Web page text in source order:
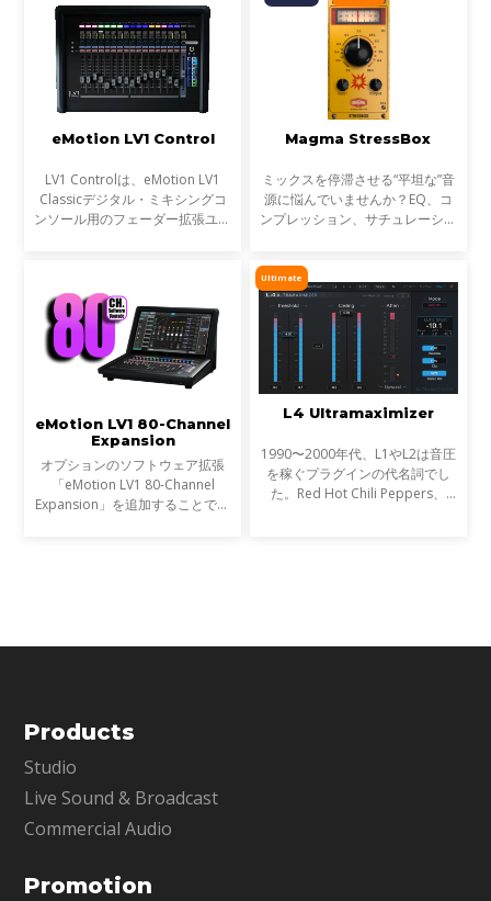
eMotion LV1シリーズや
SuperRackシステムをDante
言われる現象です。
eMotion LV1 Control
LV1 Controlは、eMotion LV1
Classicデジタル・ミキシングコ
ンソール用のフェーダー拡張ユニ
テムのフェーダーバンクと
Magma StressBox
ミックスを停滞させる“平坦な”音
源に悩んでいませんか？EQ、コ
ンプレッション、サチュレーショ
のが StressBoxです。
eMotion LV1 80-Channel
Expansion
オプションのソフトウェア拡張
「eMotion LV1 80-Channel
Expansion」を追加することで、
Ultimate
L4 Ultramaximizer
1990〜2000年代、L1やL2は音圧
を稼ぐプラグインの代名詞でし
た。Red Hot Chili Peppers、
Products
Studio
Live Sound & Broadcast
Commercial Audio
Promotion